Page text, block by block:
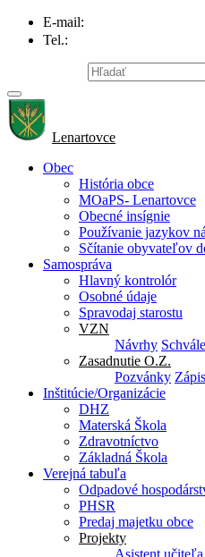
E-mail:
Tel.:
Lenartovce
Obec
História obce
MOaPS- Lenartovce
Obecné insígnie
Používanie jazykov
Sčítanie obyvateľov
Samospráva
Hlavný kontrolór
Osobné údaje
Spravodaj starostu
VZN
Návrhy
Zasadnutie O.Z.
Pozvánky
Inštitúcie/Organizácie
DHZ
Materská Škola
Zdravotníctvo
Základná Škola
Verejná tabuľa
Odpadové
PHSR
Predaj majetku obce
Projekty
Asistent učiteľa